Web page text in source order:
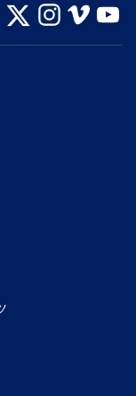
シリーズを探求